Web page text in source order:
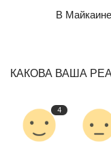
В
КАКОВА ВАША
4